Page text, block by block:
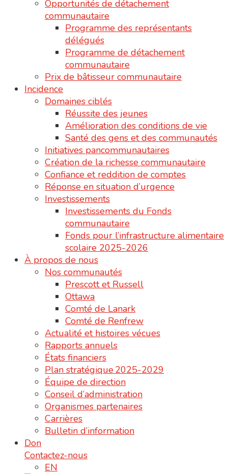
Opportunités de détachement
communautaire
Programme des représentants
délégués
Programme de détachement
communautaire
Prix de bâtisseur communautaire
Incidence
Domaines ciblés
Réussite des jeunes
Amélioration des conditions de vie
Santé des gens et des communautés
Initiatives pancommunautaires
Création de la richesse communautaire
Confiance et reddition de comptes
Réponse en situation d’urgence
Investissements
Investissements du Fonds
communautaire
Fonds pour l’infrastructure alimentaire
scolaire 2025-2026
À propos de nous
Nos communautés
Prescott et Russell
Ottawa
Comté de Lanark
Comté de Renfrew
Actualité et histoires vécues
Rapports annuels
États financiers
Plan stratégique 2025-2029
Équipe de direction
Conseil d’administration
Organismes partenaires
Carrières
Bulletin d’information
Don
Contactez-nous
EN